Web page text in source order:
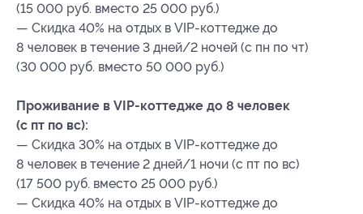
(15 000 руб. вместо 25 000 руб.)
— Скидка 40% на отдых в VIP-коттедже до
8 человек в течение 3 дней/2 ночей (с пн по чт)
(30 000 руб. вместо 50 000 руб.)
Проживание в VIP-коттедже до 8 человек
(с пт по вс):
— Скидка 30% на отдых в VIP-коттедже до
8 человек в течение 2 дней/1 ночи (с пт по вс)
(17 500 руб. вместо 25 000 руб.)
— Скидка 40% на отдых в VIP-коттедже до